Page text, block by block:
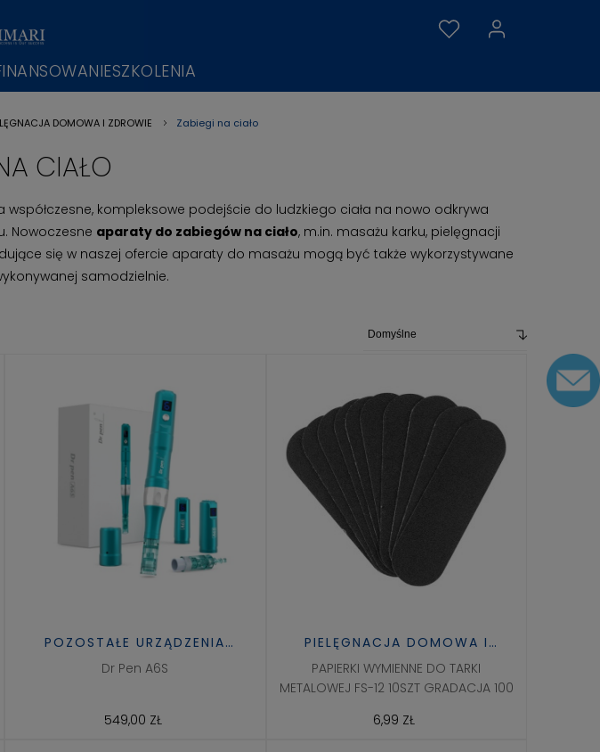
SZKOLENIA
DOMOWA I ZDROWIE Zabiegi na ciało
CIAŁO
kompleksowe podejście do ludzkiego ciała na nowo odkrywa
Nowoczesne aparaty do zabiegów na ciało, m.in. masażu karku, pielęgnacji
się w naszej ofercie aparaty do masażu mogą być także wykorzystywane
samodzielnie.
POZOSTAŁE URZĄDZENIA
KOSMETYCZNE
Dr Pen A6S
549,00 ZŁ
PIELĘGNACJA DOMOWA I
ZDROWIE
PAPIERKI WYMIENNE DO TARKI
METALOWEJ FS-12 10SZT GRADACJA 100
6,99 ZŁ